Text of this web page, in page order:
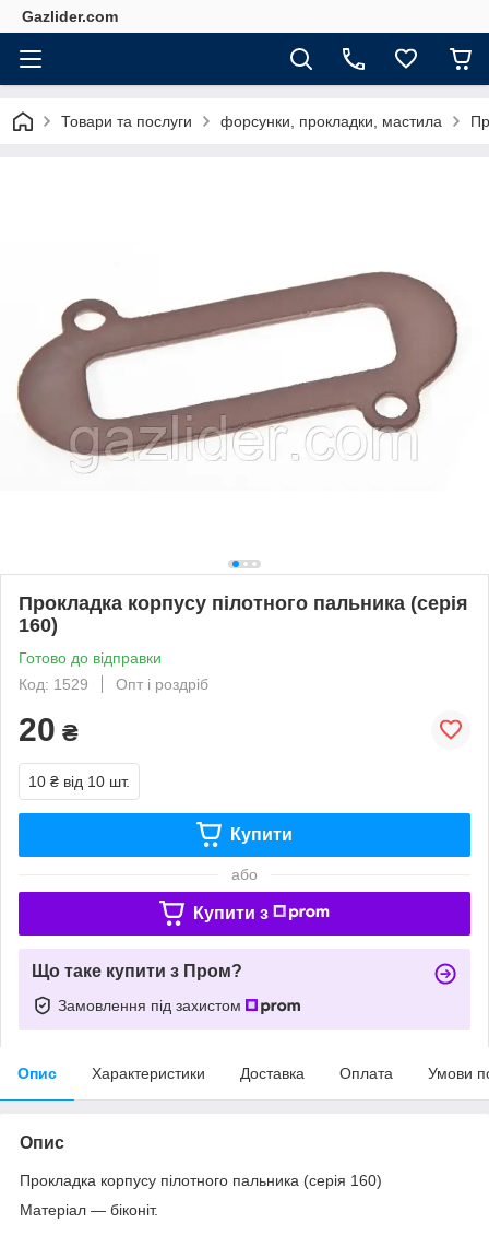
Gazlider.com
Товари та послуги форсунки, прокладки, мастила
Прокладка корпусу пілотного пальника (серія
160)
Готово до відправки
Код: 1529
Опт і роздріб
20 ₴
10 ₴ від 10 шт.
Купити
або
Купити з
Що таке купити з Пром?
Замовлення під захистом
Опис Характеристики Доставка Оплата Умови
Опис
Прокладка корпусу пілотного пальника (серія 160)
Матеріал — біконіт.